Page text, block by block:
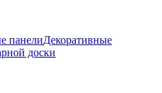
панелиДекоративные
доски